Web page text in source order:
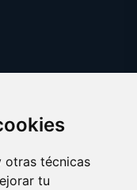
otras técnicas
tu